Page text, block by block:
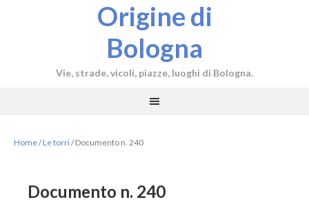
Origine di
Bologna
Vie, strade, vicoli, piazze, luoghi di Bologna.
Home/Le torri/Documento n. 240
Documento n. 240